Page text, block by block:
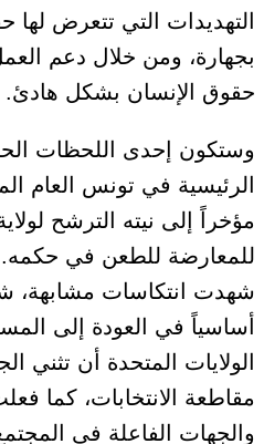
التهديدات التي تتعرض لها
بجهارة، ومن خلال دعم
حقوق الإنسان بشكل هادئ.
وستكون إحدى اللحظات
الرئيسية في تونس العام
مؤخراً إلى نيته الترشح
للمعارضة للطعن في حكمه.
شهدت انتكاسات مشابهة،
أساسياً في العودة إلى
الولايات المتحدة أن تثني
مقاطعة الانتخابات، كما
والجهات الفاعلة في